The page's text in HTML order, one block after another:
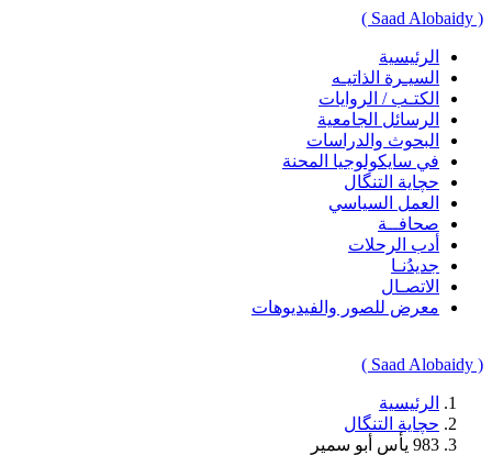
( Saad Alobaidy )
الرئيسية
السيـرة الذاتيـه
الكتـب / الروايات
الرسائل الجامعية
البحوث والدراسات
في سايكولوجيا المحنة
حچاية التنگال
العمل السياسي
صحافــة
أدب الرحلات
جديدُنـا
الاتصـال
معرض للصور والفيديوهات
( Saad Alobaidy )
الرئيسية
حچاية التنگال
983 يأس أبو سمير